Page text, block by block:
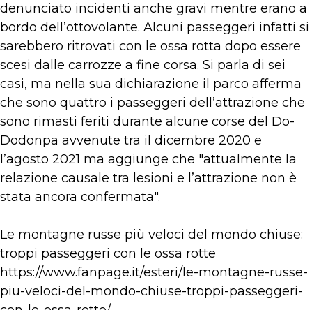
denunciato incidenti anche gravi mentre erano a
bordo dell’ottovolante. Alcuni passeggeri infatti si
sarebbero ritrovati con le ossa rotta dopo essere
scesi dalle carrozze a fine corsa. Si parla di sei
casi, ma nella sua dichiarazione il parco afferma
che sono quattro i passeggeri dell’attrazione che
sono rimasti feriti durante alcune corse del Do-
Dodonpa avvenute tra il dicembre 2020 e
l’agosto 2021 ma aggiunge che "attualmente la
relazione causale tra lesioni e l’attrazione non è
stata ancora confermata".
Le montagne russe più veloci del mondo chiuse:
troppi passeggeri con le ossa rotte
https://www.fanpage.it/esteri/le-montagne-russe-
piu-veloci-del-mondo-chiuse-troppi-passeggeri-